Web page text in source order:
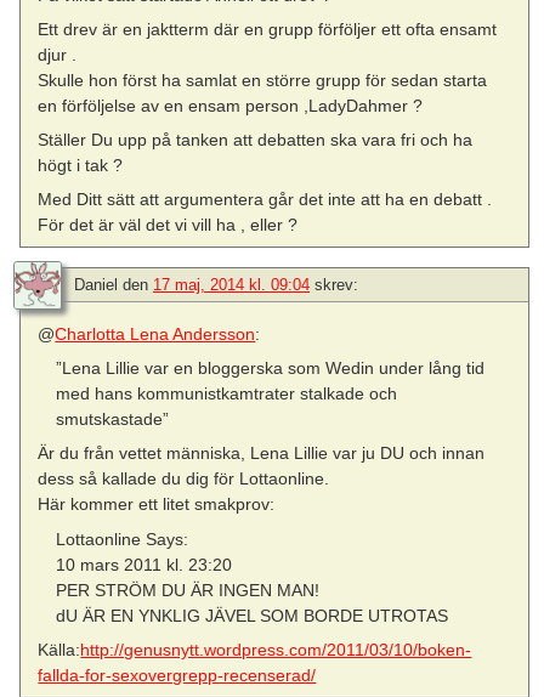
Ett drev är en jaktterm där en grupp förföljer ett ofta ensamt
djur .
Skulle hon först ha samlat en större grupp för sedan starta
en förföljelse av en ensam person ,LadyDahmer ?
Ställer Du upp på tanken att debatten ska vara fri och ha
högt i tak ?
Med Ditt sätt att argumentera går det inte att ha en debatt .
För det är väl det vi vill ha , eller ?
Daniel den 17 maj, 2014 kl. 09:04 skrev:
@Charlotta Lena Andersson:
”Lena Lillie var en bloggerska som Wedin under lång tid
med hans kommunistkamtrater stalkade och
smutskastade”
Är du från vettet människa, Lena Lillie var ju DU och innan
dess så kallade du dig för Lottaonline.
Här kommer ett litet smakprov:
Lottaonline Says:
10 mars 2011 kl. 23:20
PER STRÖM DU ÄR INGEN MAN!
dU ÄR EN YNKLIG JÄVEL SOM BORDE UTROTAS
Källa:http://genusnytt.wordpress.com/2011/03/10/boken-
fallda-for-sexovergrepp-recenserad/